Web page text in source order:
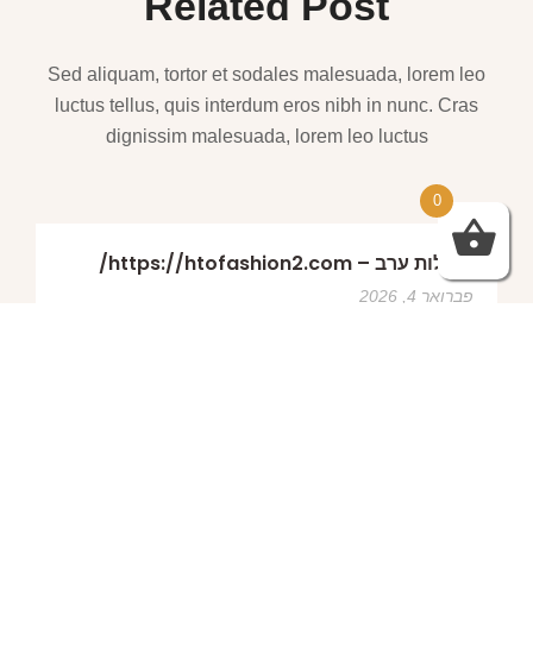
Sed aliquam, tortor et sodales malesuada, lorem leo
luctus tellus, quis interdum eros nibh in nunc. Cras
dignissim malesuada, lorem leo luctus
שמלות ערב – https://htofashion2.com/
פברואר 4, 2026
0